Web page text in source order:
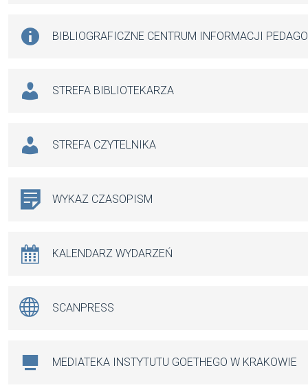
BIBLIOGRAFICZNE CENTRUM INFORMACJI
STREFA BIBLIOTEKARZA
STREFA CZYTELNIKA
WYKAZ CZASOPISM
KALENDARZ WYDARZEŃ
SCANPRESS
MEDIATEKA INSTYTUTU GOETHEGO W KRAKOWIE